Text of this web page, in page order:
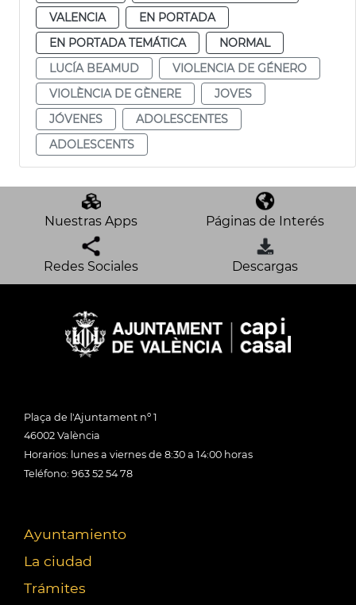
VALENCIA
EN PORTADA
EN PORTADA TEMÁTICA
NORMAL
LUCÍA BEAMUD
VIOLENCIA DE GÉNERO
VIOLÈNCIA DE GÈNERE
JOVES
JÓVENES
ADOLESCENTES
ADOLESCENTS
Nuestras Apps Páginas de Interés
Redes Sociales Descargas
Plaça de l'Ajuntament nº 1
46002 València
Horarios: lunes a viernes de 8:30 a 14:00 horas
Teléfono: 963 52 54 78
Ayuntamiento
La ciudad
Trámites